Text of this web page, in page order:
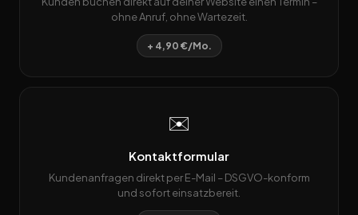
ohne Anruf, ohne Wartezeit.
+ 4,90 €/Mo.
✉️
Kontaktformular
Kundenanfragen direkt per E-Mail – DSGVO-konform
und sofort einsatzbereit.